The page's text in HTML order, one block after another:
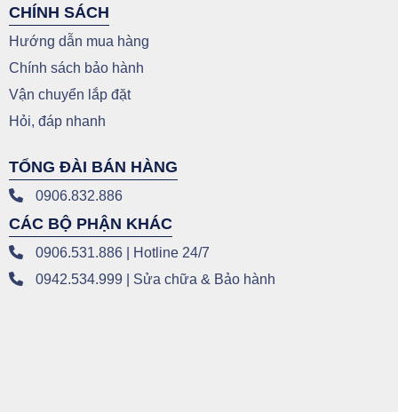
CHÍNH SÁCH
Hướng dẫn mua hàng
Chính sách bảo hành
Vận chuyển lắp đặt
Hỏi, đáp nhanh
TỔNG ĐÀI BÁN HÀNG
0906.832.886
CÁC BỘ PHẬN KHÁC
0906.531.886 | Hotline 24/7
0942.534.999 | Sửa chữa & Bảo hành